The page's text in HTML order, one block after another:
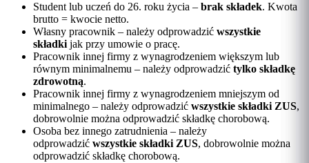
Student lub uczeń do 26. roku życia – brak składek. Kwota
brutto = kwocie netto.
Własny pracownik – należy odprowadzić wszystkie
składki jak przy umowie o pracę.
Pracownik innej firmy z wynagrodzeniem większym lub
równym minimalnemu – należy odprowadzić tylko składkę
zdrowotną.
Pracownik innej firmy z wynagrodzeniem mniejszym od
minimalnego – należy odprowadzić wszystkie składki ZUS,
dobrowolnie można odprowadzić składkę chorobową.
Osoba bez innego zatrudnienia – należy
odprowadzić wszystkie składki ZUS, dobrowolnie można
odprowadzić składkę chorobową.